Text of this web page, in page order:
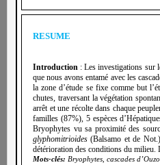
RESUME
Introduction : Les investigations sur
que nous avons entamé avec les
la zone d’étude se fixe comme but
chutes, traversant la végétation
arrêt et une récolte dans chaque
familles (87%), 5 espèces
Bryophytes vu sa proximité des
glyphomitrioides (Balsamo et de
détérioration des conditions du milieu.
Mots-clés: Bryophytes, cascades